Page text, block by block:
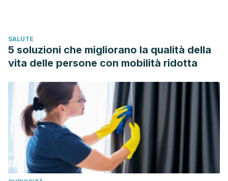
Randomized Controlled Trials (COUGH-1 and COUGH-2) of
Gefapixant, A P2x3 Receptor Antagonist, in Refractory and
Unexplained Chronic Cough.” C37. SYMPTOMS, PLEURAL
DISEASE, BEHAVIORAL SCIENCE, AND OTHER TOPICS.
American Thoracic Society, 2019. A4700-A4700.
SALUTE
5 soluzioni che migliorano la qualità della
vita delle persone con mobilità ridotta